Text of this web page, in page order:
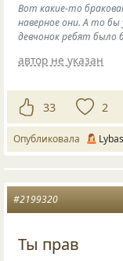
Вот какие-то
наверное они. А то
девчонок ребят было
автор не указан
33 2
Опубликовала
#2199320
Ты прав